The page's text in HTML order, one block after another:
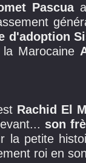
Pascua
d'adoption
Marocaine
Rachid El
son
la petite
roi en